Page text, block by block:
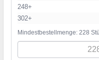
248+
302+
Mindestbestellmenge: 228